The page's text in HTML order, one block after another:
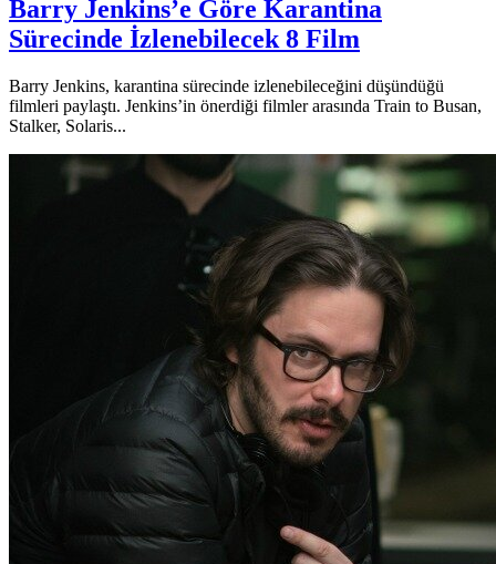
Barry Jenkins’e Göre Karantina
Sürecinde İzlenebilecek 8 Film
Barry Jenkins, karantina sürecinde izlenebileceğini düşündüğü
filmleri paylaştı. Jenkins’in önerdiği filmler arasında Train to Busan,
Stalker, Solaris...